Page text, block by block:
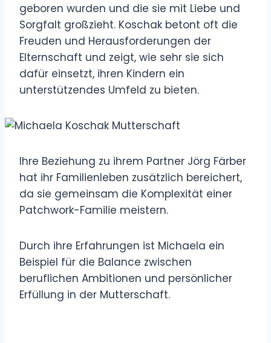
geboren wurden und die sie mit Liebe und
Sorgfalt großzieht. Koschak betont oft die
Freuden und Herausforderungen der
Elternschaft und zeigt, wie sehr sie sich
dafür einsetzt, ihren Kindern ein
unterstützendes Umfeld zu bieten.
Ihre Beziehung zu ihrem Partner Jörg Färber
hat ihr Familienleben zusätzlich bereichert,
da sie gemeinsam die Komplexität einer
Patchwork-Familie meistern.
Durch ihre Erfahrungen ist Michaela ein
Beispiel für die Balance zwischen
beruflichen Ambitionen und persönlicher
Erfüllung in der Mutterschaft.